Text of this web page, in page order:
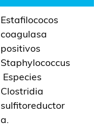
Estafilococos
coagulasa
positivos
Staphylococcus
Especies
Clostridia
sulfitoreductor
a.